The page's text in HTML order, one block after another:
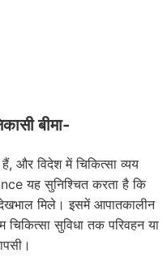
बीमा-
हैं, और विदेश में चिकित्सा व्यय
यह सुनिश्चित करता है कि
देखभाल मिले। इसमें आपातकालीन
सुविधा तक परिवहन या